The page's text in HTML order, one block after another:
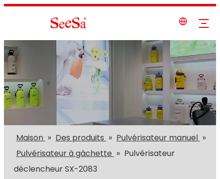
Maison » Des produits » Pulvérisateur manuel »
Pulvérisateur à gâchette » Pulvérisateur
déclencheur SX-2083